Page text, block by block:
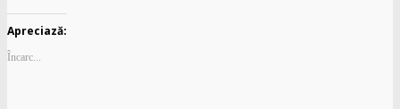
Apreciază:
Încarc...